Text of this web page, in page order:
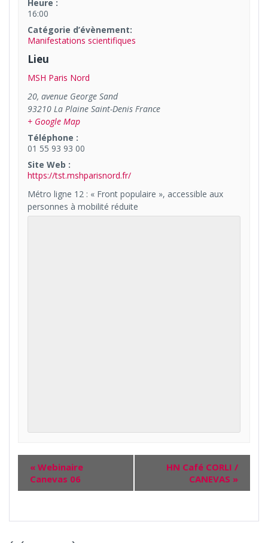
Heure :
16:00
Catégorie d’évènement:
Manifestations scientifiques
Lieu
MSH Paris Nord
20, avenue George Sand
93210 La Plaine Saint-Denis France
+ Google Map
Téléphone :
01 55 93 93 00
Site Web :
https://tst.mshparisnord.fr/
Métro ligne 12 : « Front populaire », accessible aux
personnes à mobilité réduite
« Webinaire
Canevas 06
HN Café CORLI /
CANEVAS »